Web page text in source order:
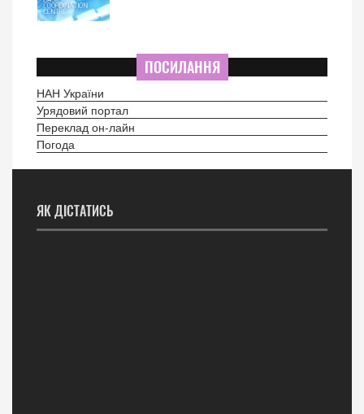
ПОСИЛАННЯ
НАН України
Урядовий портал
Переклад он-лайн
Погода
ЯК ДІСТАТИСЬ